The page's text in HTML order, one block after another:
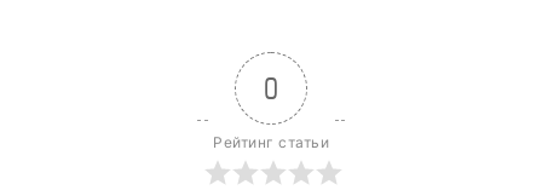
0
Рейтинг статьи